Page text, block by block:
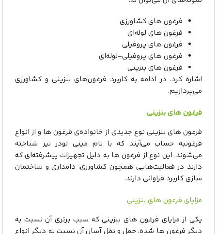
فرغون های کشاورزی
فرغون های لوله‌ای
فرغون های پروفیلی
فرغون های پروفیلی-لوله‌ای
فرغون های بنزینی
اشاره کرد. در ادامه به کاربرد فرغون‌های بنزینی و کشاورزی
می‌پردازیم.
فرغون های بنزینی
فرغون های بنزینی نوع جدیدی از خانواده‌ی فرغون ها و از انواع
فرغونبه حساب می‌آیند که با نام مینی لودر نیز شناخته
می‌شوند. این نوع از فرغون ها به دلیل تجهیزات پیشرفته‌ای که
دارند در فعالیت‌هایی همچون کشاورزی، دامداری و ساختمان
سازی کاربرد فراوانی دارند.
مزایای فرغون های بنزینی
یکی از مزایای فرغون های بنزینی که سبب برتری آن نسبت به
دیگر فرغون ها شده، حمل و نقل آسان آن نسبت به دیگر انواع